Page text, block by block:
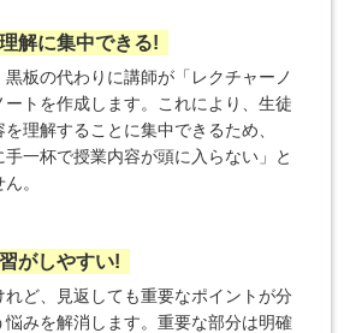
解に集中できる!
板の代わりに講師が「レクチャーノ
トを作成します。これにより、生徒
理解することに集中できるため、
手一杯で授業内容が頭に入らない」と
。
がしやすい!
れど、見返しても重要なポイントが分
みを解消します。重要な部分は明確